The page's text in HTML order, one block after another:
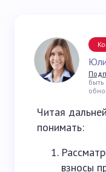
Читая
понимать:
взносы